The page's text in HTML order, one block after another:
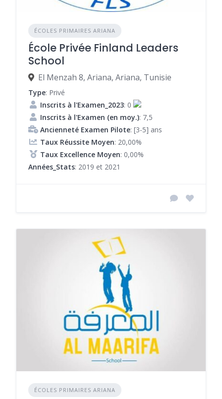
ÉCOLES PRIMAIRES ARIANA
École Privée Finland Leaders
School
El Menzah 8, Ariana, Ariana, Tunisie
Type: Privé
Inscrits à l'Examen_2023: 0
Inscrits à l'Examen (en moy.): 7,5
Ancienneté Examen Pilote: [3-5] ans
Taux Réussite Moyen: 20,00%
Taux Excellence Moyen: 0,00%
Années_Stats: 2019 et 2021
ÉCOLES PRIMAIRES ARIANA